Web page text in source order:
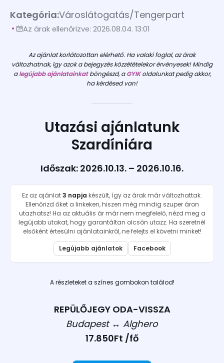
Kategória:Városlátogatás/Tengerpart
Az árak ellenőrizve: 2026.08.04. 13:01
Az ajánlat korlátozottan elérhető. Ha valaki foglal, az árak
változhatnak, így azok a bejegyzés közzétételekor érvényesek! Mindig
alegújabb ajánlatainkatböngészd, aGYIKoldalunkat pedig akkor,
ha kérdésed van!
Utazási ajánlatunk
Szardíniára
Időszak: 2026.10.13. – 2026.10.16.
Ez az ajánlat3 napja készült, így az árak már változhattak.
Ellenőrizd őket a linkeken, hiszen még mindig szuper áron
utazhatsz! Ha az aktuális ár már nem megfelelő, nézd meg a
legújabb utakat, hogy garantáltan olcsón utazz. Ha szeretnél
elsőként értesülni ajánlatainkról, ne felejts el követni minket!
Legújabb ajánlatok
Facebook
A részleteket a színes gombokon találod!
REPÜLŐJEGY ODA-VISSZA
Budapest ↔︎ Alghero
17.850Ft /fő